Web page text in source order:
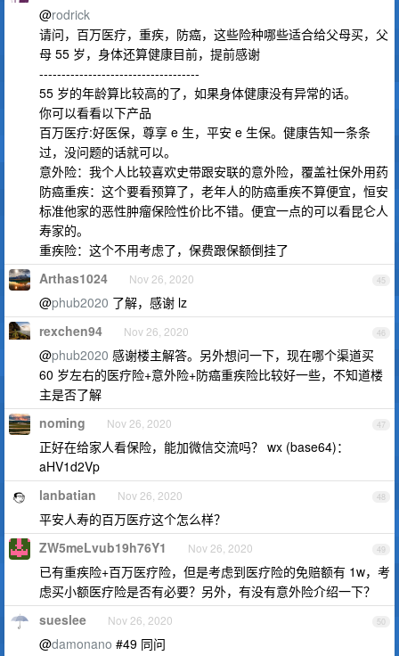
@rodrick
请问，百万医疗，重疾，防癌，这些险种哪些适合给父母买，父
母 55 岁，身体还算健康目前，提前感谢
------------------------------------
55 岁的年龄算比较高的了，如果身体健康没有异常的话。
你可以看看以下产品
百万医疗:好医保，尊享 e 生，平安 e 生保。健康告知一条条
过，没问题的话就可以。
意外险：我个人比较喜欢史带跟安联的意外险，覆盖社保外用药
防癌重疾：这个要看预算了，老年人的防癌重疾不算便宜，恒安
标准他家的恶性肿瘤保险性价比不错。便宜一点的可以看昆仑人
寿家的。
重疾险：这个不用考虑了，保费跟保额倒挂了
45
Arthas1024 Nov 26, 2020
@phub2020 了解，感谢 lz
46
rexchen94 Nov 26, 2020
@phub2020 感谢楼主解答。另外想问一下，现在哪个渠道买
60 岁左右的医疗险+意外险+防癌重疾险比较好一些，不知道楼
主是否了解
47
noming Nov 26, 2020
正好在给家人看保险，能加微信交流吗？ wx (base64)：
aHV1d2Vp
48
lanbatian Nov 26, 2020
平安人寿的百万医疗这个怎么样？
49
ZW5meLvub19h76Y1 Nov 26, 2020
已有重疾险+百万医疗险，但是考虑到医疗险的免赔额有 1w，考
虑买小额医疗险是否有必要？另外，有没有意外险介绍一下？
50
sueslee Nov 26, 2020
@damonano #49 同问